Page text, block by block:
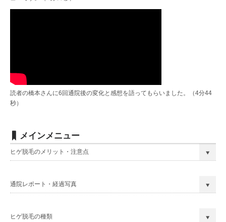
読者の橋本さんに6回通院後の変化と感想を語ってもらいました。（4分44
秒）
メインメニュー
ヒゲ脱毛のメリット・注意点
通院レポート・経過写真
ヒゲ脱毛の種類